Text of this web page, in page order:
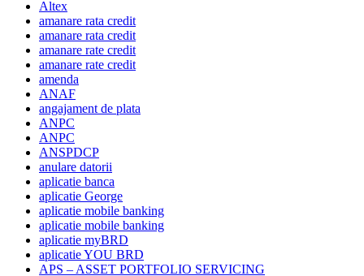
Altex
amanare rata credit
amanare rata credit
amanare rate credit
amanare rate credit
amenda
ANAF
angajament de plata
ANPC
ANPC
ANSPDCP
anulare datorii
aplicatie banca
aplicatie George
aplicatie mobile banking
aplicatie mobile banking
aplicatie myBRD
aplicatie YOU BRD
APS – ASSET PORTFOLIO SERVICING